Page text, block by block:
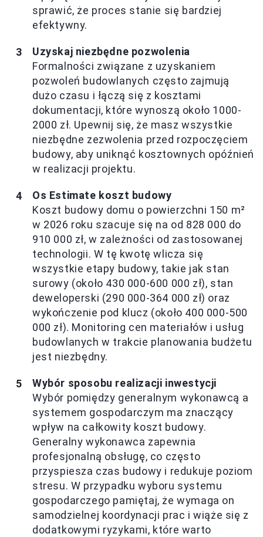
sprawić, że proces stanie się bardziej
efektywny.
Uzyskaj niezbędne pozwolenia
Formalności związane z uzyskaniem
pozwoleń budowlanych często zajmują
dużo czasu i łączą się z kosztami
dokumentacji, które wynoszą około 1000-
2000 zł. Upewnij się, że masz wszystkie
niezbędne zezwolenia przed rozpoczęciem
budowy, aby uniknąć kosztownych opóźnień
w realizacji projektu.
Os Estimate koszt budowy
Koszt budowy domu o powierzchni 150 m²
w 2026 roku szacuje się na od 828 000 do
910 000 zł, w zależności od zastosowanej
technologii. W tę kwotę wlicza się
wszystkie etapy budowy, takie jak stan
surowy (około 430 000-600 000 zł), stan
deweloperski (290 000-364 000 zł) oraz
wykończenie pod klucz (około 400 000-500
000 zł). Monitoring cen materiałów i usług
budowlanych w trakcie planowania budżetu
jest niezbędny.
Wybór sposobu realizacji inwestycji
Wybór pomiędzy generalnym wykonawcą a
systemem gospodarczym ma znaczący
wpływ na całkowity koszt budowy.
Generalny wykonawca zapewnia
profesjonalną obsługę, co często
przyspiesza czas budowy i redukuje poziom
stresu. W przypadku wyboru systemu
gospodarczego pamiętaj, że wymaga on
samodzielnej koordynacji prac i wiąże się z
dodatkowymi ryzykami, które warto